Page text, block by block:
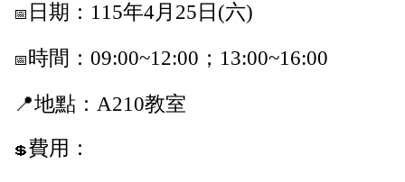
📅 日期：115年4月25日(六)
📅時間：09:00~12:00；13:00~16:00
📍地點：A210教室
💲費用：